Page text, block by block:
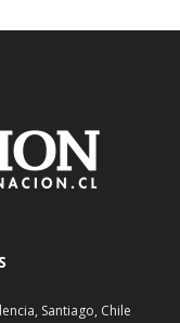
Santiago, Chile